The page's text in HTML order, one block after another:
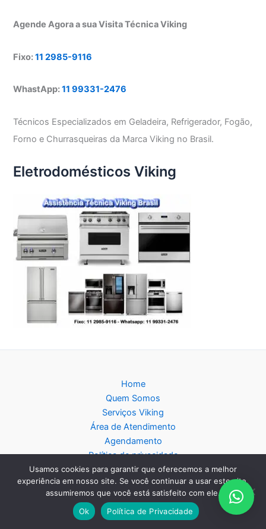
Agende Agora a sua Visita Técnica Viking
Fixo:11 2985-9116
WhastApp:11 99331-2476
Técnicos Especializados em Geladeira, Refrigerador, Fogão,
Forno e Churrasqueiras da Marca Viking no Brasil.
Eletrodomésticos Viking
Home
Quem Somos
Serviços Viking
Área de Atendimento
Agendamento
Política de privacidade
Blog
Mapa do Site
Usamos cookies para garantir que oferecemos a melhor
experiência em nosso site. Se você continuar a usar este site,
assumiremos que você está satisfeito com ele.
Ok
Política de Privacidade